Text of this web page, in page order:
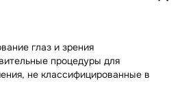
глаз и зрения
процедуры для
не классифицированные в